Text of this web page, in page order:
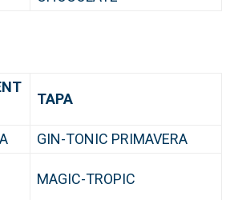
TAPA
GIN-TONIC PRIMAVERA
MAGIC-TROPIC